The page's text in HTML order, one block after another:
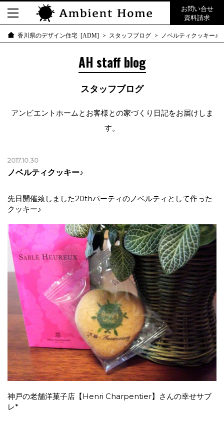
お問い合せ
資料請求
香川県のデザイン住宅 [ADM] スタッフブログ ノベルティクッキー♪
AH staff blog
スタッフブログ
アンビエントホームとお客様との家づくり日記をお届けしま
す。
2017.10.30
ノベルティクッキー♪
先日開催致しました20thパーティのノベルティとして作った
クッキー♪
神戸の老舗洋菓子店【Henri Charpentier】さんの幸せサブ
レ*